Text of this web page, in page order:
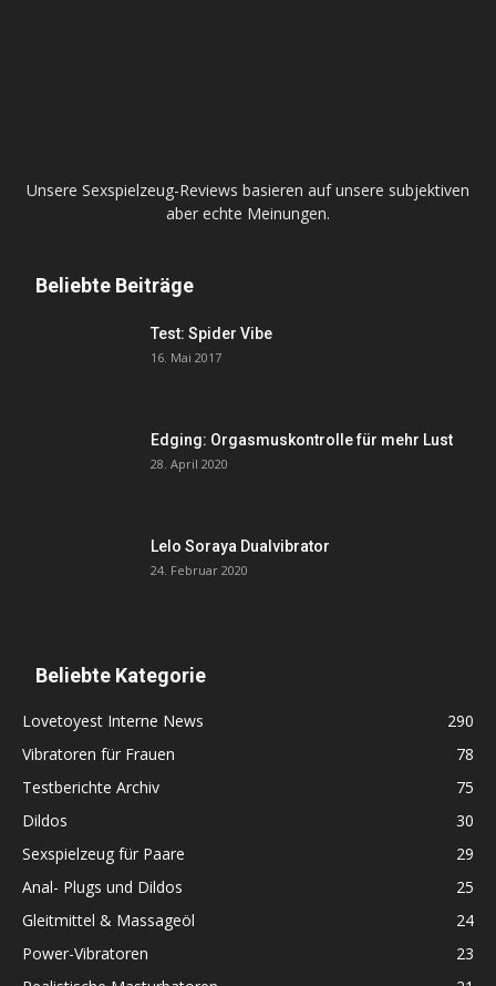
Unsere Sexspielzeug-Reviews basieren auf unsere subjektiven
aber echte Meinungen.
Beliebte Beiträge
Test: Spider Vibe
16. Mai 2017
Edging: Orgasmuskontrolle für mehr Lust
28. April 2020
Lelo Soraya Dualvibrator
24. Februar 2020
Beliebte Kategorie
Lovetoyest Interne News
290
Vibratoren für Frauen
78
Testberichte Archiv
75
Dildos
30
Sexspielzeug für Paare
29
Anal- Plugs und Dildos
25
Gleitmittel & Massageöl
24
Power-Vibratoren
23